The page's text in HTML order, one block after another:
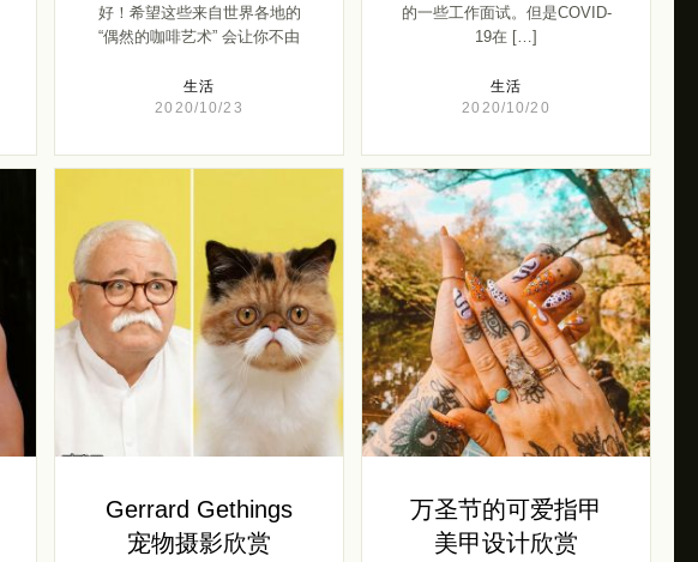
好！希望这些来自世界各地的
“偶然的咖啡艺术” 会让你不由
生活
2020/10/23
的一些工作面试。但是COVID-
19在 […]
生活
2020/10/20
Gerrard Gethings
宠物摄影欣赏
万圣节的可爱指甲
美甲设计欣赏